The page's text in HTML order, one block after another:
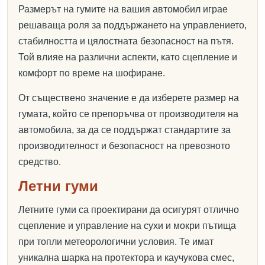
Размерът на гумите на вашия автомобил играе
решаваща роля за поддържането на управлението,
стабилността и цялостната безопасност на пътя.
Той влияе на различни аспекти, като сцепление и
комфорт по време на шофиране.
От съществено значение е да изберете размер на
гумата, който се препоръчва от производителя на
автомобила, за да се поддържат стандартите за
производителност и безопасност на превозното
средство.
Летни гуми
Летните гуми са проектирани да осигурят отлично
сцепление и управление на сухи и мокри пътища
при топли метеорологични условия. Те имат
уникална шарка на протектора и каучукова смес,